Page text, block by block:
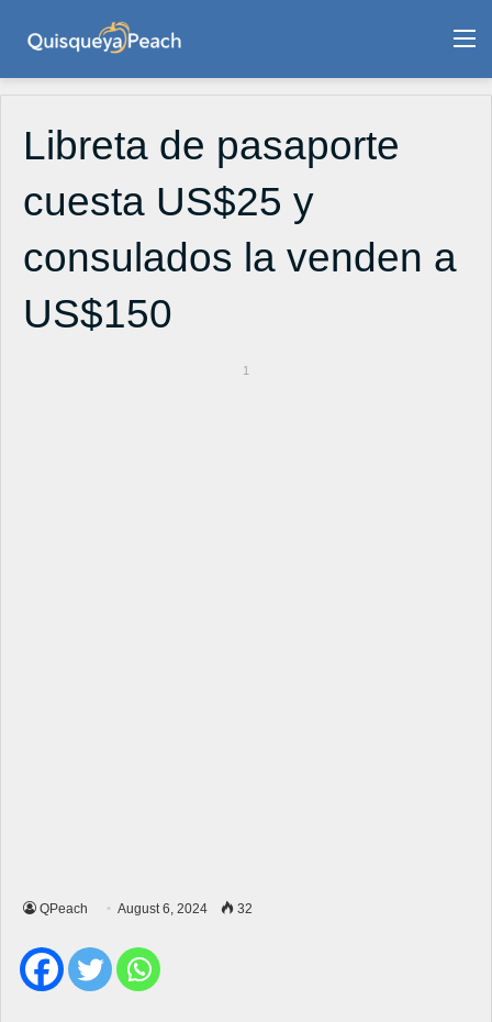
Libreta de pasaporte
cuesta US$25 y
consulados la venden a
US$150
1
QPeach August 6, 2024 32